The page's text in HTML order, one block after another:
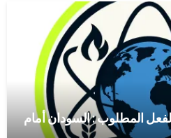
المطلوب : السودان أمام